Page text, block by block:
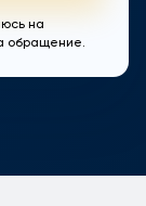
на
обращение.